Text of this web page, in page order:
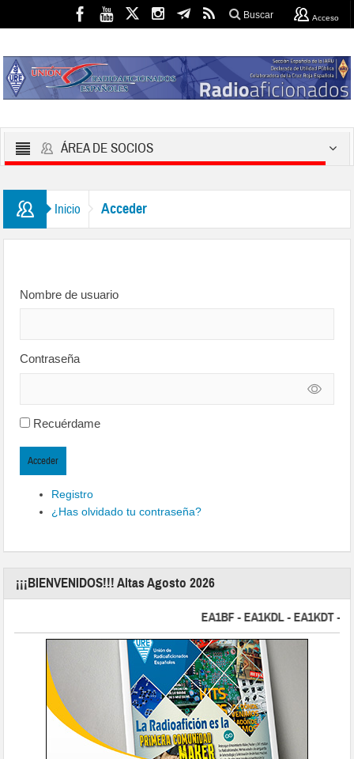
Buscar Acceso
ÁREA DE SOCIOS
Inicio Acceder
Nombre de usuario
Contraseña
Recuérdame
Acceder
Registro
¿Has olvidado tu contraseña?
¡¡¡BIENVENIDOS!!! Altas Agosto 2026
EA1BF - EA1KDL - EA1KDT -